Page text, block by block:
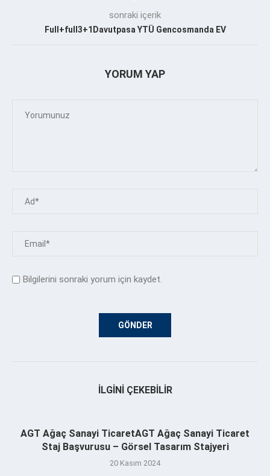
sonraki içerik
Full+full3+1Davutpasa YTÜ Gencosmanda EV
YORUM YAP
Bilgilerini sonraki yorum için kaydet.
İLGINI ÇEKEBILIR
AGT Ağaç Sanayi TicaretAGT Ağaç Sanayi Ticaret
Staj Başvurusu – Görsel Tasarım Stajyeri
20 Kasım 2024